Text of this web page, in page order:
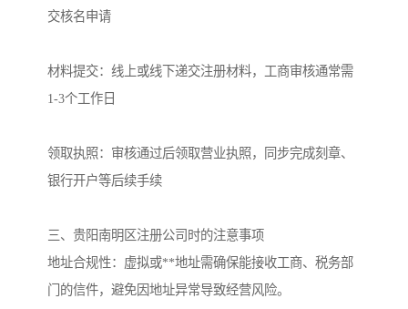
交核名申请‌
‌材料提交‌：线上或线下递交注册材料，工商审核通常需
1-3个工作日‌
‌领取执照‌：审核通过后领取营业执照，同步完成刻章、
银行开户等后续手续‌
三、贵阳南明区注册公司时的注意事项
‌地址合规性‌：虚拟或**地址需确保能接收工商、税务部
门的信件，避免因地址异常导致经营风险‌。